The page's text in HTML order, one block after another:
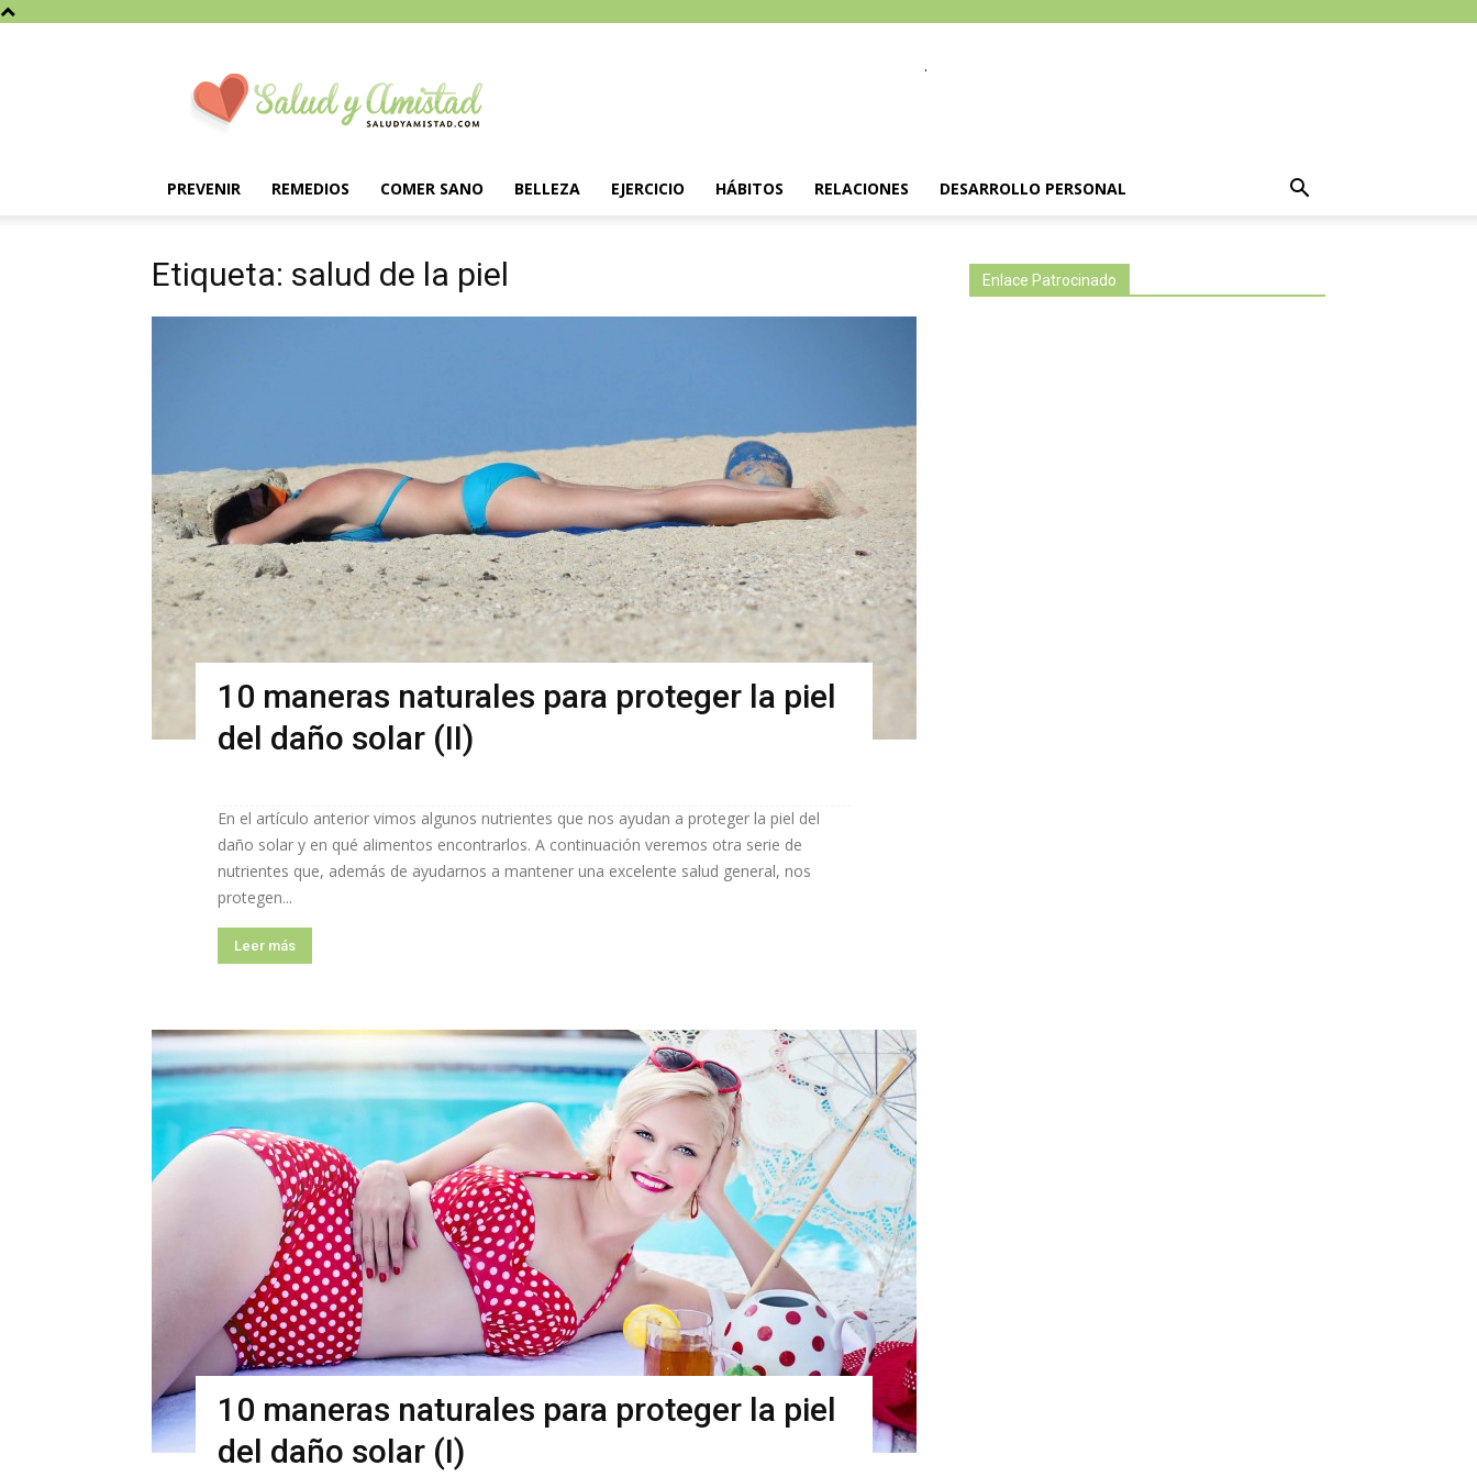
.
PREVENIR REMEDIOS COMER SANO BELLEZA EJERCICIO HÁBITOS RELACIONES DESARROLLO PERSONAL
Etiqueta: salud de la piel
10 maneras naturales para proteger la piel
del daño solar (II)
En el artículo anterior vimos algunos nutrientes que nos ayudan a proteger la piel del
daño solar y en qué alimentos encontrarlos. A continuación veremos otra serie de
nutrientes que, además de ayudarnos a mantener una excelente salud general, nos
protegen...
Leer más
10 maneras naturales para proteger la piel
del daño solar (I)
Enlace Patrocinado